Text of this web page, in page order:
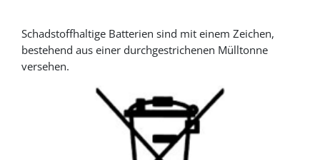
Schadstoffhaltige Batterien sind mit einem Zeichen,
bestehend aus einer durchgestrichenen Mülltonne
versehen.